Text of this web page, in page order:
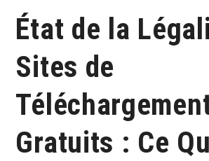
État de la
Sites de
Gratuits : Ce